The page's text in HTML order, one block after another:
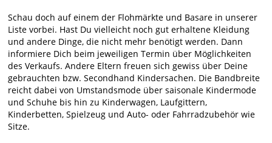
Schau doch auf einem der Flohmärkte und Basare in unserer
Liste vorbei. Hast Du vielleicht noch gut erhaltene Kleidung
und andere Dinge, die nicht mehr benötigt werden. Dann
informiere Dich beim jeweiligen Termin über Möglichkeiten
des Verkaufs. Andere Eltern freuen sich gewiss über Deine
gebrauchten bzw. Secondhand Kindersachen. Die Bandbreite
reicht dabei von Umstandsmode über saisonale Kindermode
und Schuhe bis hin zu Kinderwagen, Laufgittern,
Kinderbetten, Spielzeug und Auto- oder Fahrradzubehör wie
Sitze.